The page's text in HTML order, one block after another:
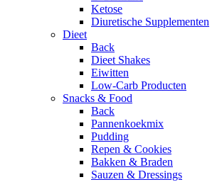
Ketose
Diuretische Supplementen
Dieet
Back
Dieet Shakes
Eiwitten
Low-Carb Producten
Snacks & Food
Back
Pannenkoekmix
Pudding
Repen & Cookies
Bakken & Braden
Sauzen & Dressings